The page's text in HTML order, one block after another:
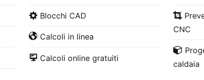
Blocchi CAD
Calcoli in linea
Calcoli online gratuiti
CNC
caldaia